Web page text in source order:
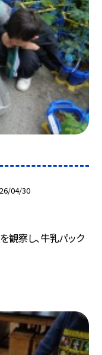
04/30
観察し、牛乳パック